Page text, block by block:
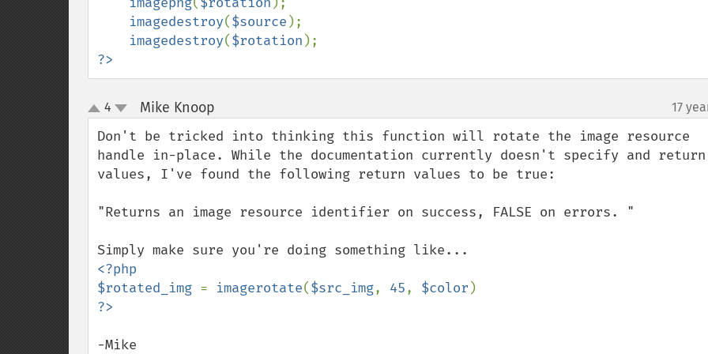
imagedestroy($source );
imagedestroy($rotation
?>
up
down
4 Mike Knoop 17
Don't be tricked into thinking this function will rotate the image resource
handle in-place. While the documentation currently doesn't specify and return
values, I've found the following return values to be true:
"Returns an image resource identifier on success, FALSE on errors. "
<?php
$rotated_img = imagerotate($src_img, 45, $color
-Mike